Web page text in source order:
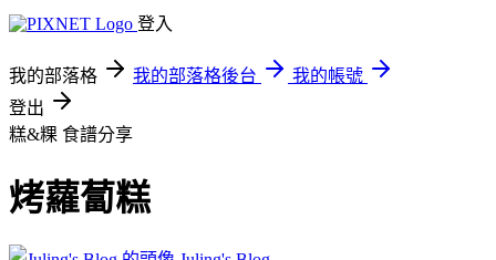
登入
我的部落格 我的部落格後台
我的帳號
登出
糕&粿 食譜分享
烤蘿蔔糕